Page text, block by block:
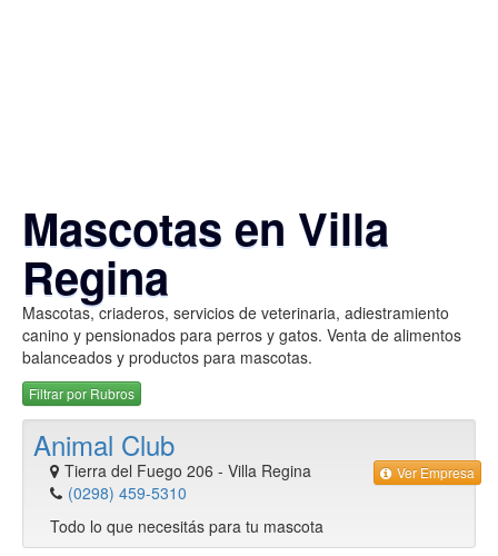
Mascotas en Villa
Regina
Mascotas, criaderos, servicios de veterinaria, adiestramiento
canino y pensionados para perros y gatos. Venta de alimentos
balanceados y productos para mascotas.
Filtrar por Rubros
Animal Club
Tierra del Fuego 206 - Villa Regina
(0298) 459-5310
Todo lo que necesitás para tu mascota
Ver Empresa